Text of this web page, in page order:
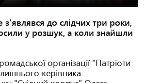
до слідчих три роки,
у розшук, а коли знайшли
організації "Патріоти
керівника